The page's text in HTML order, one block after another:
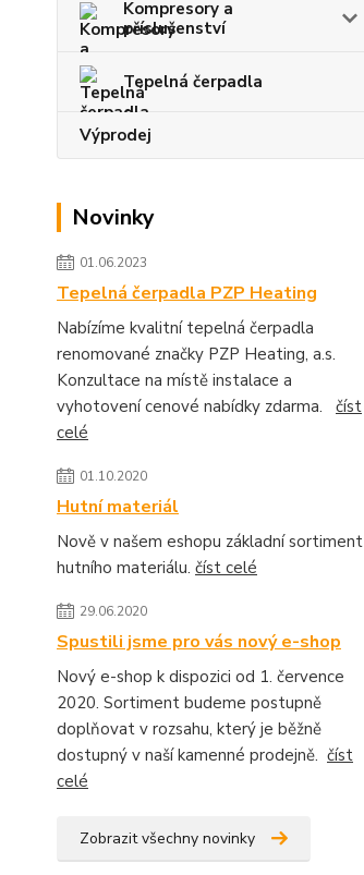
Kompresory a
příslušenství
Tepelná čerpadla
Výprodej
Novinky
01.06.2023
Tepelná čerpadla PZP Heating
Nabízíme kvalitní tepelná čerpadla
renomované značky PZP Heating, a.s.
Konzultace na místě instalace a
vyhotovení cenové nabídky zdarma. číst
celé
01.10.2020
Hutní materiál
Nově v našem eshopu základní sortiment
hutního materiálu. číst celé
29.06.2020
Spustili jsme pro vás nový e-shop
Nový e-shop k dispozici od 1. července
2020. Sortiment budeme postupně
doplňovat v rozsahu, který je běžně
dostupný v naší kamenné prodejně. číst
celé
Zobrazit všechny novinky